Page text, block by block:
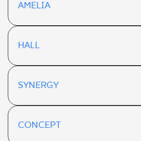
AMELIA
HALL
SYNERGY
CONCEPT